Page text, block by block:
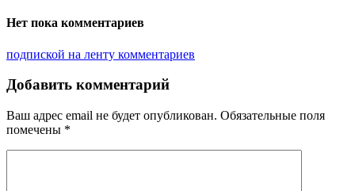
Нет пока комментариев
подпиской на ленту комментариев
Добавить комментарий
Ваш адрес email не будет опубликован. Обязательные поля
помечены *